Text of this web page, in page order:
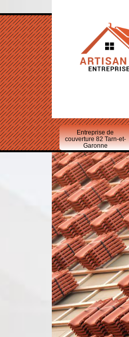
Entreprise de
couverture 82 Tarn-et-
Garonne